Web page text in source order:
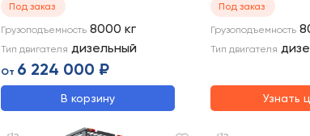
Под заказ
Грузоподъемность 8000 кг
Тип двигателя дизельный
От 6 224 000 ₽
В корзину
Под заказ
Грузоподъемность
Тип двигателя
Узнать